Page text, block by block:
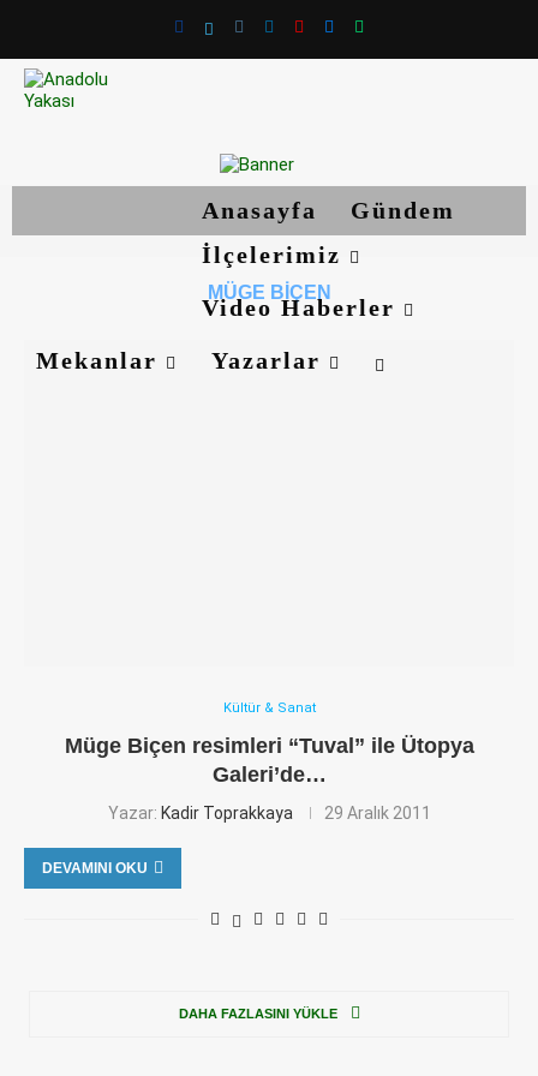
Anasayfa
Gündem
İlçelerimiz
Video Haberler
Mekanlar
Yazarlar
MÜGE BIÇEN
Kültür & Sanat
Müge Biçen resimleri “Tuval” ile Ütopya
Galeri’de…
Yazar: Kadir Toprakkaya 29 Aralık 2011
DEVAMINI OKU
DAHA FAZLASINI YÜKLE